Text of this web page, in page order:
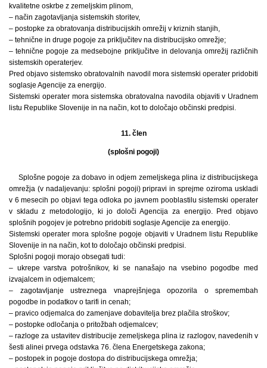
kvalitetne oskrbe z zemeljskim plinom,
– način zagotavljanja sistemskih storitev,
– postopke za obratovanja distribucijskih omrežij v kriznih stanjih,
– tehnične in druge pogoje za priključitev na distribucijsko omrežje;
– tehnične pogoje za medsebojne priključitve in delovanja omrežij različnih
sistemskih operaterjev.
Pred objavo sistemsko obratovalnih navodil mora sistemski operater pridobiti
soglasje Agencije za energijo.
Sistemski operater mora sistemska obratovalna navodila objaviti v Uradnem
listu Republike Slovenije in na način, kot to določajo občinski predpisi.
11. člen
(splošni pogoji)
Splošne pogoje za dobavo in odjem zemeljskega plina iz distribucijskega
omrežja (v nadaljevanju: splošni pogoji) pripravi in sprejme oziroma uskladi
v 6 mesecih po objavi tega odloka po javnem pooblastilu sistemski operater
v skladu z metodologijo, ki jo določi Agencija za energijo. Pred objavo
splošnih pogojev je potrebno pridobiti soglasje Agencije za energijo.
Sistemski operater mora splošne pogoje objaviti v Uradnem listu Republike
Slovenije in na način, kot to določajo občinski predpisi.
Splošni pogoji morajo obsegati tudi:
– ukrepe varstva potrošnikov, ki se nanašajo na vsebino pogodbe med
izvajalcem in odjemalcem;
– zagotavljanje ustreznega vnaprejšnjega opozorila o spremembah
pogodbe in podatkov o tarifi in cenah;
– pravico odjemalca do zamenjave dobavitelja brez plačila stroškov;
– postopke odločanja o pritožbah odjemalcev;
– razloge za ustavitev distribucije zemeljskega plina iz razlogov, navedenih v
šesti alinei prvega odstavka 76. člena Energetskega zakona;
– postopek in pogoje dostopa do distribucijskega omrežja;